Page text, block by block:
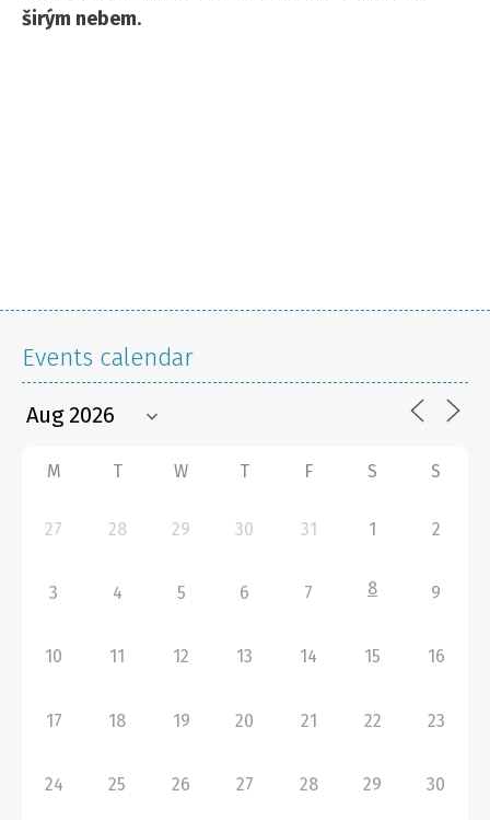
širým nebem.
Events calendar
M T W T F S S
27 28 29 30 31 1 2
3 4 5 6 7 8 9
10 11 12 13 14 15 16
17 18 19 20 21 22 23
24 25 26 27 28 29 30